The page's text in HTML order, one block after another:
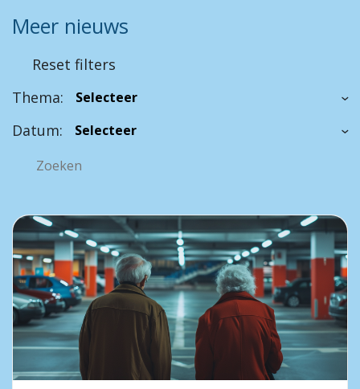
Meer nieuws
Reset filters
Thema:
Datum: